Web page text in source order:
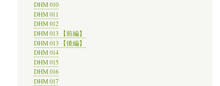
DHM 010
DHM 011
DHM 012
DHM 013 【前編】
DHM 013 【後編】
DHM 014
DHM 015
DHM 016
DHM 017